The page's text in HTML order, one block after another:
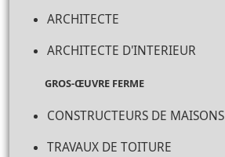
ARCHITECTE
ARCHITECTE D'INTERIEUR
GROS-ŒUVRE FERME
CONSTRUCTEURS DE MAISONS
TRAVAUX DE TOITURE